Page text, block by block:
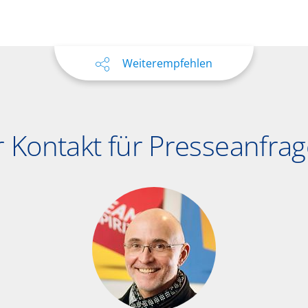
Weiterempfehlen
Kontakt für